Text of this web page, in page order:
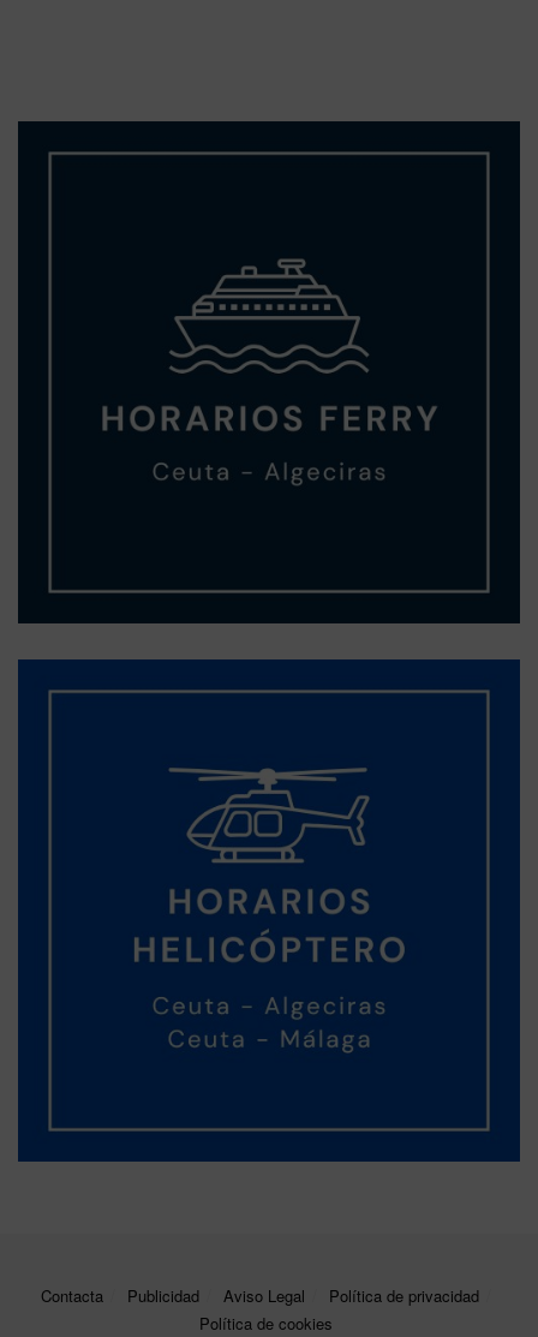
Contacta Publicidad Aviso Legal
Política de privacidad
Política de cookies